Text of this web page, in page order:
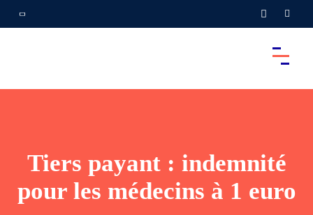
Tiers payant : indemnité
pour les médecins à 1 euro